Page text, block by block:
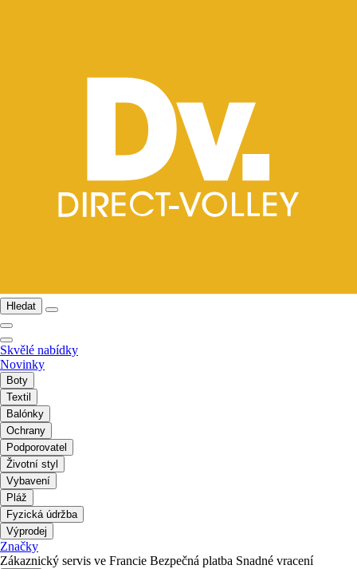
Hledat
Skvělé nabídky
Novinky
Boty
Textil
Balónky
Ochrany
Podporovatel
Životní styl
Vybavení
Pláž
Fyzická údržba
Výprodej
Značky
Zákaznický servis ve Francie Bezpečná platba Snadné vracení